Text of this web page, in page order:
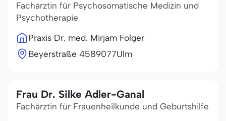
Fachärztin für Psychosomatische Medizin und
Psychotherapie
Praxis Dr. med. Mirjam Folger
Beyerstraße 4589077Ulm
Frau Dr. Silke Adler-Ganal
Fachärztin für Frauenheilkunde und Geburtshilfe